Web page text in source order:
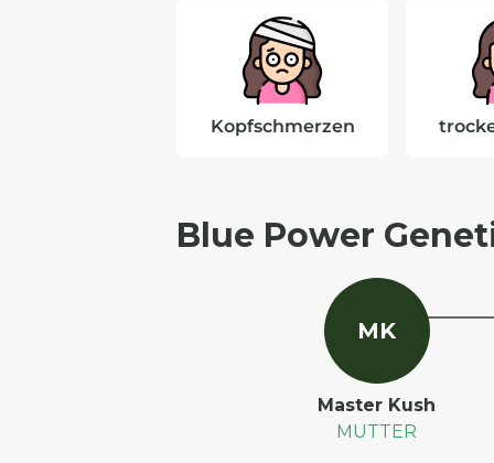
Kopfschmerzen
Blue Power
MK
Master Kush
MUTTER